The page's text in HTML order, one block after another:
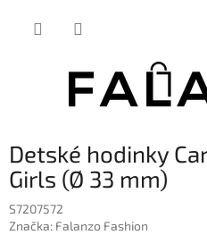
Detské hodinky
Girls (Ø 33 mm)
S7207572
Značka: Falanzo Fashion